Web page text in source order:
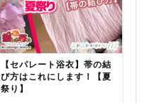
【セパレート浴衣】帯の結
び方はこれにします！【夏
祭り】